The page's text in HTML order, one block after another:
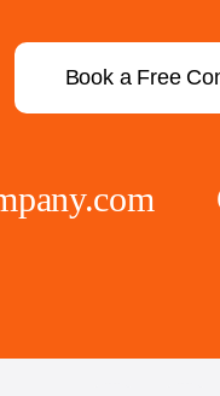
Book a Free